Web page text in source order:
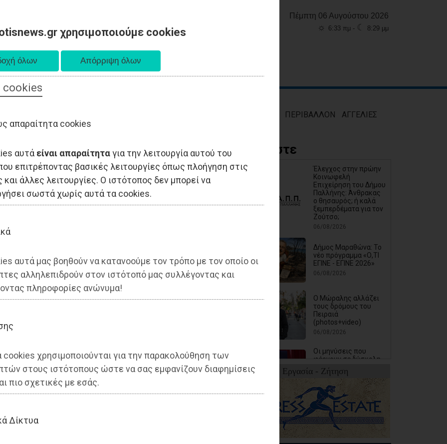
χρησιμοποιούμε cookies
απαραίτητα cookies
αυτά είναι απαραίτηταγια την λειτουργία αυτού του
επιτρέποντας βασικές λειτουργίες όπως πλοήγηση στις
και άλλες λειτουργίες. Ο ιστότοπος δεν μπορεί να
σωστά χωρίς αυτά τα cookies.
αυτά μας βοηθούν να κατανοούμε τον τρόπο με τον οποίο οι
αλληλεπιδρούν στον ιστότοπό μας συλλέγοντας και
πληροφορίες ανώνυμα!
cookies χρησιμοποιούνται για την παρακολούθηση των
στους ιστότοπους ώστε να σας εμφανίζουν διαφημίσεις
πιο σχετικές με εσάς.
Δίκτυα
Πέμπτη 06 Αυγούστου 2026
☼ 6:33 πμ - ☾ 8:29 μμ
ΠΕΡΙΒΑΛΛΟΝ ΑΓΓΕΛΙΕΣ
για τους
Σταθμούς και
Διαβάστε
Έλεγχος στην πρώην
Κοινωφελή
Επιχείρηση του Δήμου
Παλλήνης: Άνθρακας
ο θησαυρός; ή καλά
ξεμπερδέματα για τον
Ζούτσο;
06/08/2026
Δήμος Μαραθώνα: Το
νέο πρόγραμμα «Ο,ΤΙ
ΕΓΙΝΕ - ΕΓΙΝΕ 2026»
06/08/2026
Ο Μώραλης αλλάζει
τους δρόμους του
Πειραιά
(photos+video)
06/08/2026
Οι μηνύσεις που
φέρνουν σε δύσκολη
θέση αιρετό των
νοτίων προαστίων
06/08/2026
Τίγκα στα ξερά χόρτα
ο Διόνυσος, «άφαντη»
η Δημοτική Αρχή
06/08/2026
Εργασία - Ζήτηση